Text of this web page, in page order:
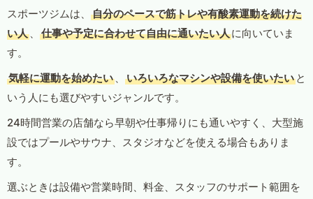
スポーツジムは、
自分のペースで筋トレや有酸素運動を続けた
い人 、 仕事や予定に合わせて自由に通いたい人に向いていま
す。
気軽に運動を始めたい 、 いろいろなマシンや設備を使いたい と
いう人にも選びやすいジャンルです。
24時間営業の店舗なら早朝や仕事帰りにも通いやすく、大型施
設ではプールやサウナ、スタジオなどを使える場合もありま
す。
選ぶときは設備や営業時間、料金、スタッフのサポート範囲を